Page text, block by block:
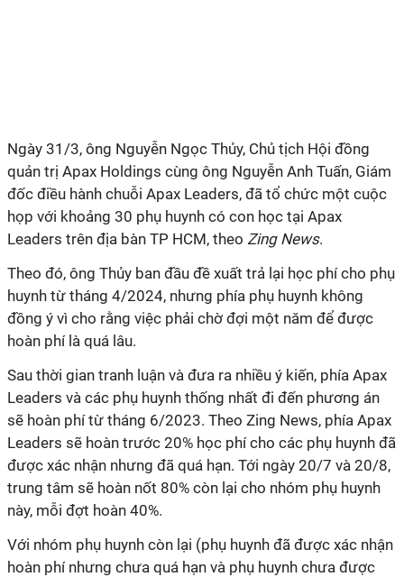
Ngày 31/3, ông Nguyễn Ngọc Thủy, Chủ tịch Hội đồng
quản trị Apax Holdings cùng ông Nguyễn Anh Tuấn, Giám
đốc điều hành chuỗi Apax Leaders, đã tổ chức một cuộc
họp với khoảng 30 phụ huynh có con học tại Apax
Leaders trên địa bàn TP HCM, theo Zing News.
Theo đó, ông Thủy ban đầu đề xuất trả lại học phí cho phụ
huynh từ tháng 4/2024, nhưng phía phụ huynh không
đồng ý vì cho rằng việc phải chờ đợi một năm để được
hoàn phí là quá lâu.
Sau thời gian tranh luận và đưa ra nhiều ý kiến, phía Apax
Leaders và các phụ huynh thống nhất đi đến phương án
sẽ hoàn phí từ tháng 6/2023. Theo Zing News, phía Apax
Leaders sẽ hoàn trước 20% học phí cho các phụ huynh đã
được xác nhận nhưng đã quá hạn. Tới ngày 20/7 và 20/8,
trung tâm sẽ hoàn nốt 80% còn lại cho nhóm phụ huynh
này, mỗi đợt hoàn 40%.
Với nhóm phụ huynh còn lại (phụ huynh đã được xác nhận
hoàn phí nhưng chưa quá hạn và phụ huynh chưa được